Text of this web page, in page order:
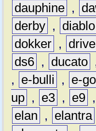
dauphine ,
derby , diablo
dokker , drive
ds6 , ducato
,
e-bulli , e-
up , e3 , e9 ,
elan
, elantra